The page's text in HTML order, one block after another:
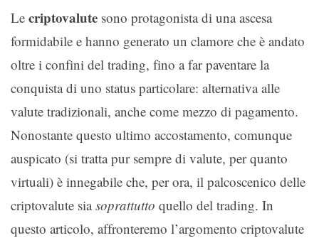
Le criptovalute sono protagonista di una ascesa
formidabile e hanno generato un clamore che è andato
oltre i confini del trading, fino a far paventare la
conquista di uno status particolare: alternativa alle
valute tradizionali, anche come mezzo di pagamento.
Nonostante questo ultimo accostamento, comunque
auspicato (si tratta pur sempre di valute, per quanto
virtuali) è innegabile che, per ora, il palcoscenico delle
criptovalute siasoprattutto quello del trading. In
questo articolo, affronteremo l’argomento criptovalute